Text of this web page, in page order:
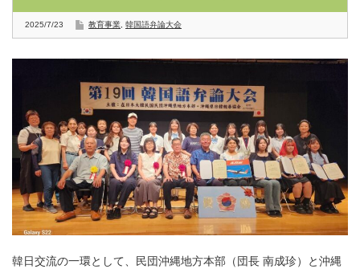
2025/7/23 教育事業 韓国語弁論大会
韓日交流の一環として、民団沖縄地方本部（団長 南成珍）と沖縄